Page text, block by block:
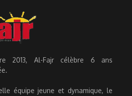
2013, Al-Fajr célèbre 6 ans
équipe jeune et dynamique, le